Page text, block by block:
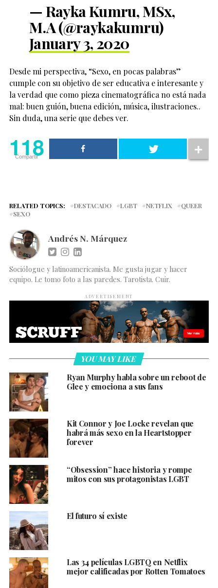
— Rayka Kumru, MSx,
M.A (@raykakumru)
January 3, 2020
Desde mi perspectiva, “Sexo, en pocas palabras”
cumple con su objetivo de ser educativa e interesante y
la verdad que como pieza cinematográfica no está nada
mal: buen guión, buena edición, música, ilustraciones..
Sin duda, una serie que debes ver.
118
Compartir
RELATED TOPICS: DESTACADO LGBT NETFLIX
QUEER
SEXO
Andrés N. Márquez
Sociólogue y latinoamericanista. Me gusta jugar y hacer
equipo. Le tomo foto a las paredes. Tarotista. Cuir.
ADVERTISEMENT
YOU MAY LIKE
Ryan Murphy habla sobre un reboot de
Glee y emociona a sus fans
Kit Connor y Joe Locke revelan que
habrá más sexo en la Heartstopper
forever
“Obsession” hace historia y rompe
mitos con sus protagonistas LGBT
El futuro sí existe
Las 34 películas LGBTQ en Netflix
mejor calificadas por Rotten Tomatoes